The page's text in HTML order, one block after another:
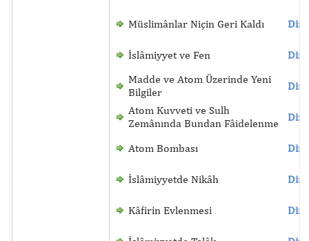
Müslimânlar Niçin Geri Kaldı
İslâmiyyet ve Fen
Madde ve Atom Üzerinde Yeni
Bilgiler
Atom Kuvveti ve Sulh
Zemânında Bundan Fâidelenme
Atom Bombası
İslâmiyyetde Nikâh
Kâfirin Evlenmesi